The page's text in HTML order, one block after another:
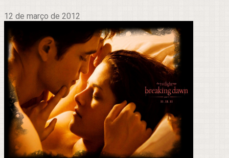
12 de março de 2012